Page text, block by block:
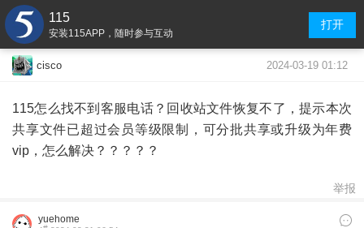
115
安装115APP，随时参与互动
打开
cisco 2024-03-19 01:12
115怎么找不到客服电话？回收站文件恢复不了，提示本次
共享文件已超过会员等级限制，可分批共享或升级为年费
vip，怎么解决？？？？？
举报
yuehome